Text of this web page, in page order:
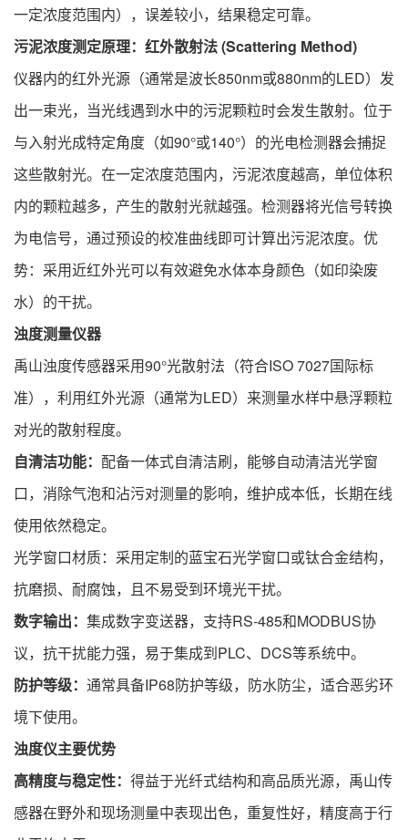
一定浓度范围内），误差较小，结果稳定可靠。
污泥浓度测定原理：红外散射法 (Scattering Method)
仪器内的红外光源（通常是波长850nm或880nm的LED）发
出一束光，当光线遇到水中的污泥颗粒时会发生散射。位于
与入射光成特定角度（如90°或140°）的光电检测器会捕捉
这些散射光。在一定浓度范围内，污泥浓度越高，单位体积
内的颗粒越多，产生的散射光就越强。检测器将光信号转换
为电信号，通过预设的校准曲线即可计算出污泥浓度。优
势：采用近红外光可以有效避免水体本身颜色（如印染废
水）的干扰。
浊度测量仪器
禹山浊度传感器采用90°光散射法（符合ISO 7027国际标
准），利用红外光源（通常为LED）来测量水样中悬浮颗粒
对光的散射程度。
自清洁功能： 配备一体式自清洁刷，能够自动清洁光学窗
口，消除气泡和沾污对测量的影响，维护成本低，长期在线
使用依然稳定。
光学窗口材质：采用定制的蓝宝石光学窗口或钛合金结构，
抗磨损、耐腐蚀，且不易受到环境光干扰。
数字输出： 集成数字变送器，支持RS-485和MODBUS协
议，抗干扰能力强，易于集成到PLC、DCS等系统中。
防护等级： 通常具备IP68防护等级，防水防尘，适合恶劣环
境下使用。
浊度仪主要优势
高精度与稳定性： 得益于光纤式结构和高品质光源，禹山传
感器在野外和现场测量中表现出色，重复性好，精度高于行